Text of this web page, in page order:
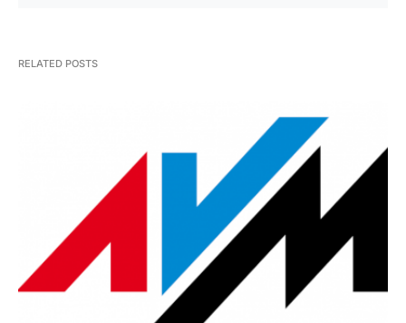
RELATED POSTS